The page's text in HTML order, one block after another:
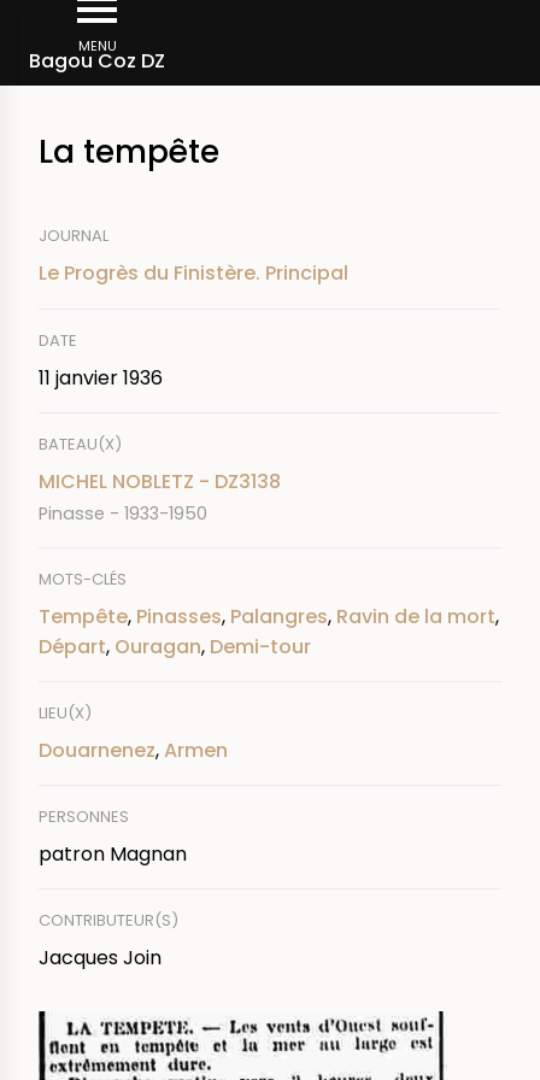
contenu
MENU
Bagou Coz DZ
d'Ariane
Rechercher dans la presse
La tempête
JOURNAL
Le Progrès du Finistère. Principal
DATE
11 janvier 1936
BATEAU(X)
MICHEL NOBLETZ - DZ3138
Pinasse - 1933-1950
MOTS-CLÉS
Tempête, Pinasses, Palangres, Ravin de la mort,
Départ, Ouragan, Demi-tour
LIEU(X)
Douarnenez,Armen
PERSONNES
patron Magnan
CONTRIBUTEUR(S)
Jacques Join
IMAGE